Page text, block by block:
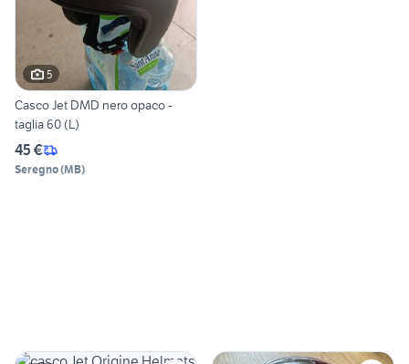
5
Casco Jet DMD nero opaco -
taglia 60 (L)
45 €
Seregno(MB)